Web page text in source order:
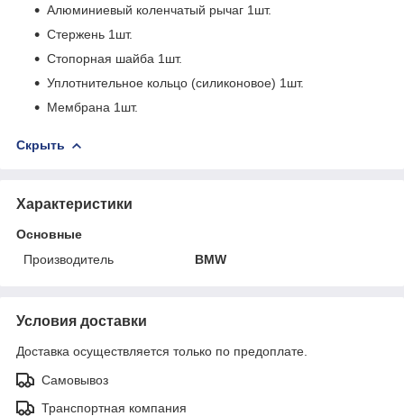
Алюминиевый коленчатый рычаг 1шт.
Стержень 1шт.
Cтопорная шайба 1шт.
Уплотнительное кольцо (силиконовое) 1шт.
Мембрана 1шт.
Скрыть
Характеристики
Основные
Производитель
BMW
Условия доставки
Доставка осуществляется только по предоплате.
Самовывоз
Транспортная компания